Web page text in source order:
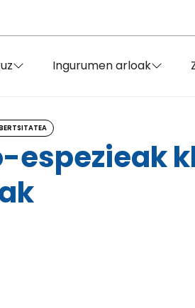
Ingurumen arloak
espezieak